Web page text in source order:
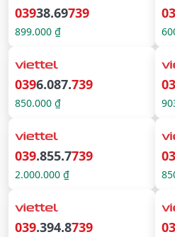
03938.69739
899.000 ₫
0396.087.739
850.000 ₫
039.855.7739
2.000.000 ₫
039.394.8739